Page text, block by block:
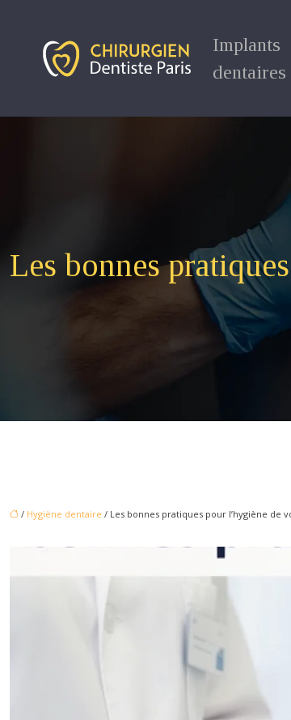
Implants
dentaires
Les bonnes
/ Hygiène dentaire / Les bonnes pratiques pour l’hygiène de